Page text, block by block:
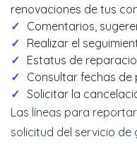
renovaciones de tus
Comentarios,
Realizar el
Estatus de
Consultar fechas de
Solicitar la
Las líneas para
solicitud del servicio de